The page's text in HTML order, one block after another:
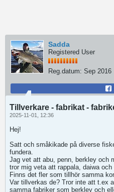
Sadda
Registered User
Reg.datum: Sep 2016
Tillverkare - fabrikat -
2025-11-01, 12:36
Hej!
Satt och småkikade på diverse
fundera.
Jag vet att abu, penn, berkley och
tror mig veta att rappala, daiwa
Finns det fler som tillhör samma
Var tillverkas de? Tror inte att t.ex
samma fabriker som berkley och